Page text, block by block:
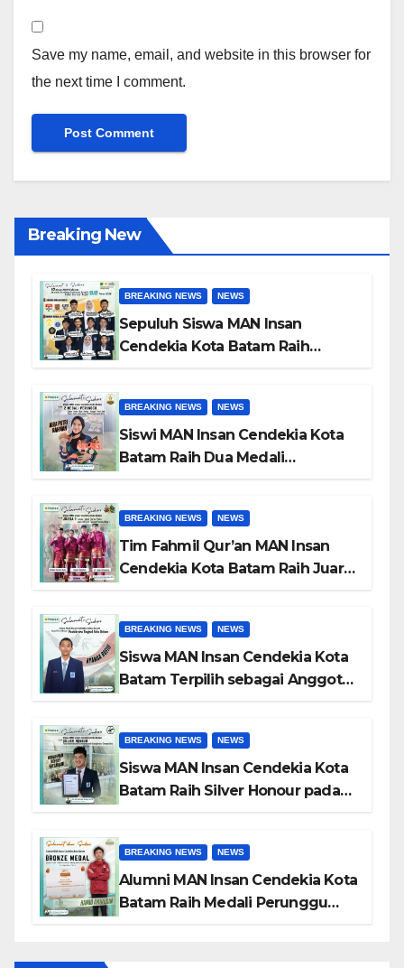
Save my name, email, and website in this browser for
the next time I comment.
Breaking New
BREAKING NEWS NEWS
Sepuluh Siswa MAN Insan
Cendekia Kota Batam Raih
Luar Negeri
BREAKING NEWS NEWS
Siswi MAN Insan Cendekia Kota
Batam Raih Dua Medali
Meja
BREAKING NEWS NEWS
Tim Fahmil Qur’an MAN Insan
Cendekia Kota Batam Raih Juara
BREAKING NEWS NEWS
Siswa MAN Insan Cendekia Kota
Batam Terpilih sebagai Anggota
BREAKING NEWS NEWS
Siswa MAN Insan Cendekia Kota
Batam Raih Silver Honour pada
BREAKING NEWS NEWS
Alumni MAN Insan Cendekia Kota
Batam Raih Medali Perunggu